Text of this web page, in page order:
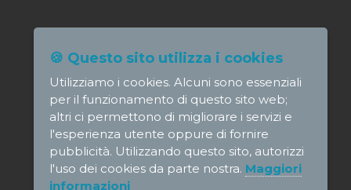
Direttore responsabile: Paola Alagia
direttore@nursindsanita.it
Redazione: redazione@nursindsanita.it
© NursindSanita - e-mail:
🍪 Questo sito utilizza i cookies
Utilizziamo i cookies. Alcuni sono essenziali
per il funzionamento di questo sito web;
altri ci permettono di migliorare i servizi e
l'esperienza utente oppure di fornire
pubblicità. Utilizzando questo sito, autorizzi
l'uso dei cookies da parte nostra. Maggiori
informazioni